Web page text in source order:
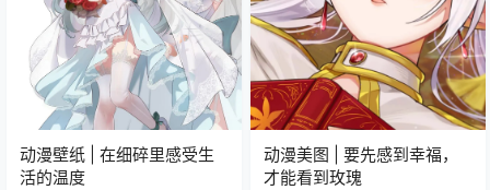
动漫壁纸 | 在细碎里感受生
活的温度
动漫美图 | 要先感到幸福，
才能看到玫瑰